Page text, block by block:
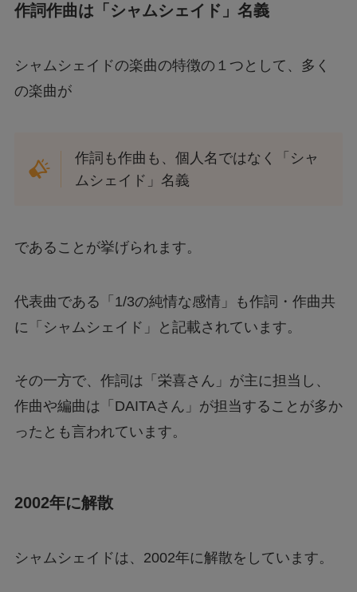
作詞作曲は「シャムシェイド」名義
シャムシェイドの楽曲の特徴の１つとして、多く
の楽曲が
作詞も作曲も、個人名ではなく「シャ
ムシェイド」名義
であることが挙げられます。
代表曲である「1/3の純情な感情」も作詞・作曲共
に「シャムシェイド」と記載されています。
その一方で、作詞は「栄喜さん」が主に担当し、
作曲や編曲は「DAITAさん」が担当することが多か
ったとも言われています。
2002年に解散
シャムシェイドは、2002年に解散をしています。